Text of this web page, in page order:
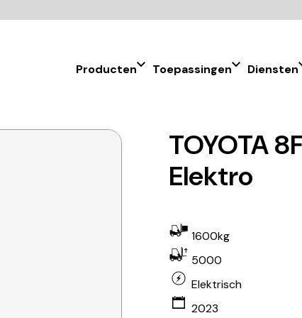
Producten Toepassingen Diensten
TOYOTA
Elektro
1600kg
5000
Elektrisch
2023